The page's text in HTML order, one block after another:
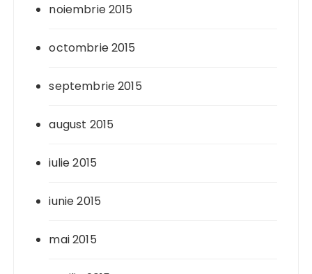
noiembrie 2015
octombrie 2015
septembrie 2015
august 2015
iulie 2015
iunie 2015
mai 2015